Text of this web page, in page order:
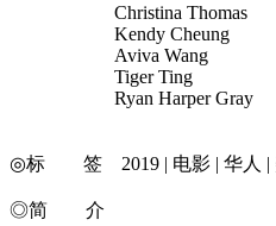
Christina Thomas
Kendy Cheung
Aviva Wang
Tiger Ting
Ryan Harper Gray
◎标 签 2019 | 电影 | 华人 | 美
◎简 介